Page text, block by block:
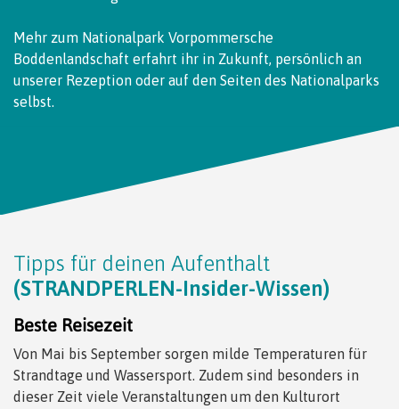
Mehr zum Nationalpark Vorpommersche
Boddenlandschaft erfahrt ihr in Zukunft, persönlich an
unserer Rezeption oder auf den Seiten des Nationalparks
selbst.
Tipps für deinen Aufenthalt
(STRANDPERLEN-Insider-Wissen)
Beste Reisezeit
Von Mai bis September sorgen milde Temperaturen für
Strandtage und Wassersport. Zudem sind besonders in
dieser Zeit viele Veranstaltungen um den Kulturort